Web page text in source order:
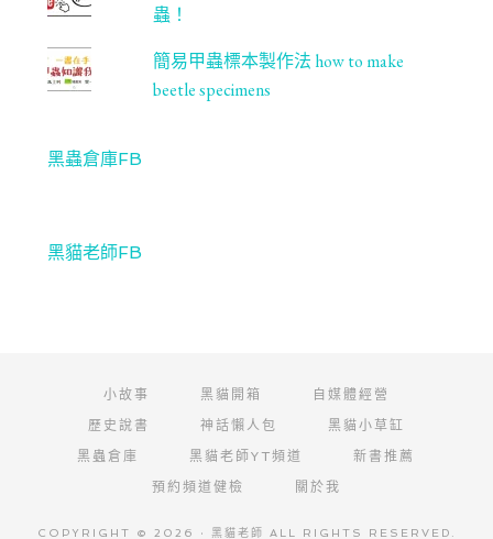
蟲！
簡易甲蟲標本製作法 how to make
beetle specimens
黑蟲倉庫FB
黑貓老師FB
小故事 黑貓開箱
自媒體經營
歷史說書
神話懶人包
黑貓小草缸
黑蟲倉庫
黑貓老師YT頻道
新書推薦
預約頻道健檢
關於我
COPYRIGHT © 2026 · 黑貓老師 ALL RIGHTS RESERVED.